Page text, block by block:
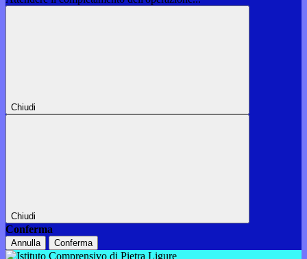
Chiudi
Chiudi
Conferma
Annulla Conferma